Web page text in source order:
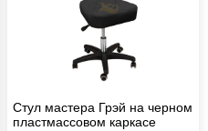
Стул мастера Грэй на черном
пластмассовом каркасе